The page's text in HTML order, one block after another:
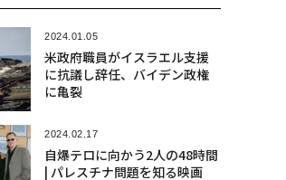
2024.01.05
米政府職員がイスラエル支援
に抗議し辞任、バイデン政権
に亀裂
2024.02.17
自爆テロに向かう2人の48時間
| パレスチナ問題を知る映画